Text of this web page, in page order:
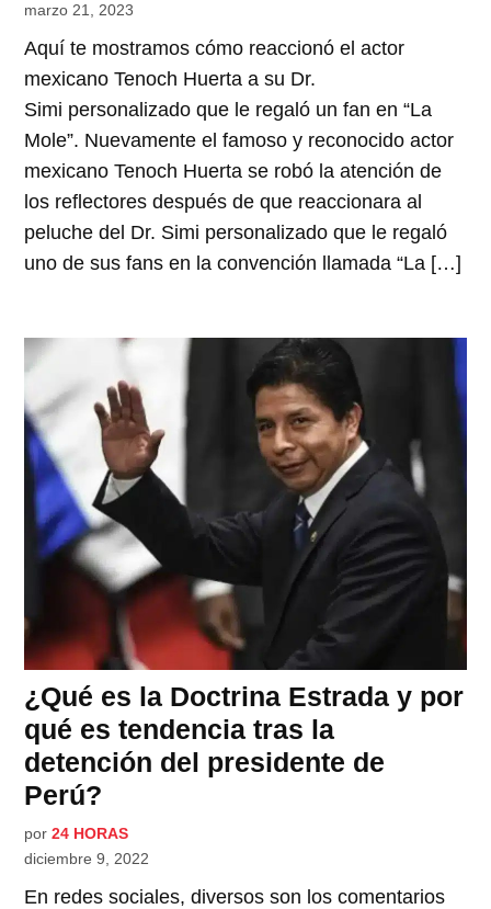
marzo 21, 2023
Aquí te mostramos cómo reaccionó el actor
mexicano Tenoch Huerta a su Dr.
Simi personalizado que le regaló un fan en “La
Mole”. Nuevamente el famoso y reconocido actor
mexicano Tenoch Huerta se robó la atención de
los reflectores después de que reaccionara al
peluche del Dr. Simi personalizado que le regaló
uno de sus fans en la convención llamada “La […]
¿Qué es la Doctrina Estrada y por
qué es tendencia tras la
detención del presidente de
Perú?
por 24 HORAS
diciembre 9, 2022
En redes sociales, diversos son los comentarios